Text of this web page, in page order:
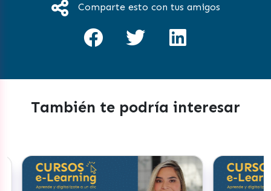
Comparte esto con tus amigos
También te podría interesar